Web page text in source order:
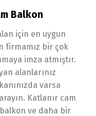
Balkon
için en uygun
firmamız bir çok
imza atmıştır.
alanlarınız
varsa
Katlanır cam
ve daha bir